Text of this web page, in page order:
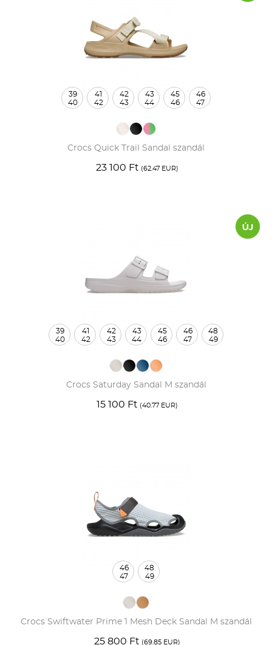
Crocs Quick Trail Sandal szandál
23 100 Ft (62.47 EUR)
39
40
41
42
42
43
43
44
45
46
46
47
Crocs Saturday Sandal M szandál
15 100 Ft (40.77 EUR)
39
40
41
42
42
43
43
44
45
46
46
47
48
49
Crocs Swiftwater Prime 1 Mesh Deck Sandal M szandál
25 800 Ft (69.85 EUR)
46
47
48
49